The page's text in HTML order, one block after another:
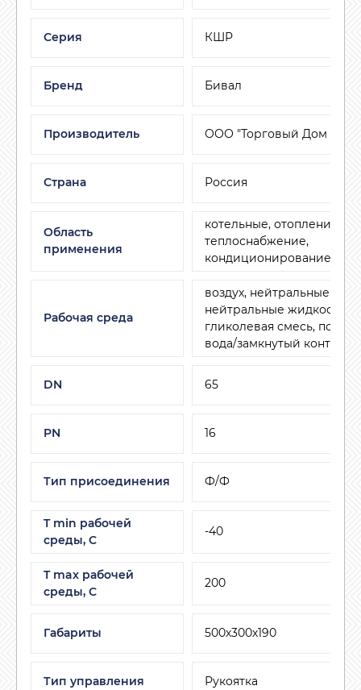
Серия КШР
Бренд Бивал
Производитель ООО "Торговый Дом АДЛ"
Страна Россия
Область
применения
котельные, отопление и
теплоснабжение,
кондиционирование и
Рабочая среда
воздух, нейтральные газы,
нейтральные жидкости,
гликолевая смесь,
вода/замкнутый контур
DN 65
PN 16
Тип присоединения Ф/Ф
T min рабочей
среды, C
-40
T max рабочей
среды, С
200
Габариты 500х300х190
Тип управления Рукоятка